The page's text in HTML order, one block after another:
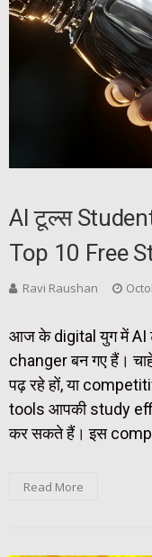
AI टूल्स
Top 10 Free
Ravi Raushan
आज के digital युग में AI
changer बन गए हैं।
पढ़ रहे हों, या
tools आपकी study
कर सकते हैं। इस
Read More